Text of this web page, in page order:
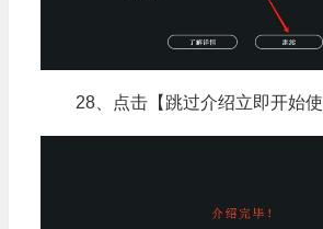
28、点击【跳过介绍立即开始使